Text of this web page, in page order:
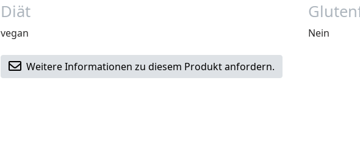
Diät
vegan Nein
Weitere Informationen zu diesem Produkt anfordern.